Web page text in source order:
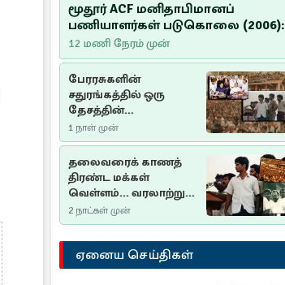
மூதூர் ACF மனிதாபிமானப்
பணியாளர்கள் படுகொலை (2006):
20 ஆண்டுகளாகியும் நீதி
மறுக்கப்பட்ட மனிதாபிமானப்
பேரவலம்
12 மணி நேரம் முன்
பேரரசுகளின்
சதுரங்கத்தில் ஒரு
தேசத்தின்
தீர்க்கதரிசனம் :
சுதுமலை பிரகடனம்
ஒரு வரலாற்றுப் பாடம்
1 நாள் முன்
தலைவரைக் காணத்
திரண்ட மக்கள்
வெள்ளம்... வரலாற்றுச்
சிறப்புமிக்க சுதுமலைப்
பிரகடனம்…
2 நாட்கள் முன்
ஏனைய செய்திகள்